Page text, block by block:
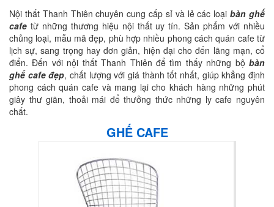
Nội thất Thanh Thiên chuyên cung cấp sỉ và lẻ các loạibàn ghế
cafe từ những thương hiệu nội thất uy tín. Sản phẩm với nhiều
chủng loại, mẫu mã đẹp, phù hợp nhiều phong cách quán cafe từ
lịch sự, sang trọng hay đơn giản, hiện đại cho đến lãng mạn, cổ
điển. Đến với nội thất Thanh Thiên để tìm thấy những bộ bàn
ghế cafe đẹp, chất lượng với giá thành tốt nhất, giúp khẳng định
phong cách quán cafe và mang lại cho khách hàng những phút
giây thư giãn, thoải mái để thưởng thức những ly cafe nguyên
chất.
GHẾ CAFE